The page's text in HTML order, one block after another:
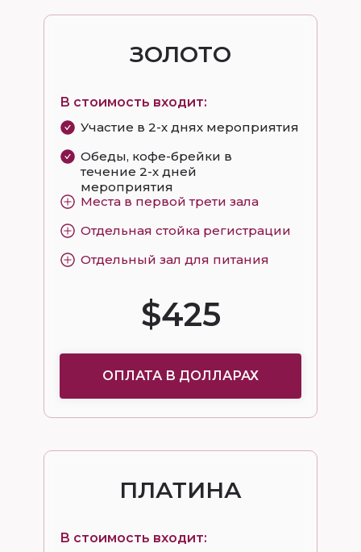
Участие в 2-х днях мероприятия
Обеды, кофе-брейки в
течение 2-х дней
мероприятия
Места в первой трети зала
Отдельная стойка регистрации
Отдельный зал для питания
В стоимость входит:
ОПЛАТА В ДОЛЛАРАХ
ЗОЛОТО
$425
В стоимость входит:
ПЛАТИНА